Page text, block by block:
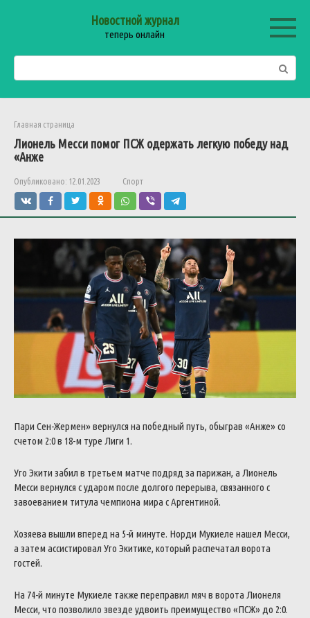
Новостной журнал
теперь онлайн
Главная страница
Лионель Месси помог ПСЖ одержать легкую победу над
«Анже
Опубликовано: 12.01.2023 Спорт
Пари Сен-Жермен» вернулся на победный путь, обыграв «Анже» со
счетом 2:0 в 18-м туре Лиги 1.
Уго Экити забил в третьем матче подряд за парижан, а Лионель
Месси вернулся с ударом после долгого перерыва, связанного с
завоеванием титула чемпиона мира с Аргентиной.
Хозяева вышли вперед на 5-й минуте. Норди Мукиеле нашел Месси,
а затем ассистировал Уго Экитике, который распечатал ворота
гостей.
На 74-й минуте Мукиеле также переправил мяч в ворота Лионеля
Месси, что позволило звезде удвоить преимущество «ПСЖ» до 2:0.